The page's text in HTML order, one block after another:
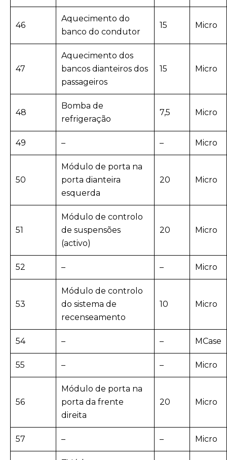
46
Aquecimento do
banco do condutor
15 Micro
47
Aquecimento dos
bancos dianteiros dos
passageiros
15 Micro
48
Bomba de
refrigeração
7,5 Micro
49 – – Micro
50
Módulo de porta na
porta dianteira
esquerda
20 Micro
51
Módulo de controlo
de suspensões
(activo)
20 Micro
52 – – Micro
53
Módulo de controlo
do sistema de
recenseamento
10 Micro
54 – – MCase
55 – – Micro
56
Módulo de porta na
porta da frente
direita
20 Micro
57 – – Micro